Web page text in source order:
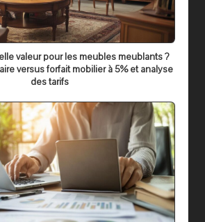
valeur pour les meubles meublants ?
versus forfait mobilier à 5% et analyse
des tarifs